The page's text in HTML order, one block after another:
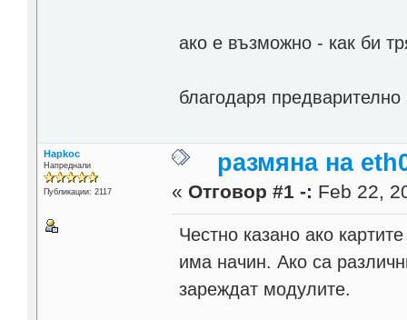
ако е възможно - как би
благодаря
Hapkoc
Напреднали
Публикации: 2117
размяна на
« Отговор #1 -: Feb 22,
Честно казано ако
има начин. Ако са
зареждат модулите.